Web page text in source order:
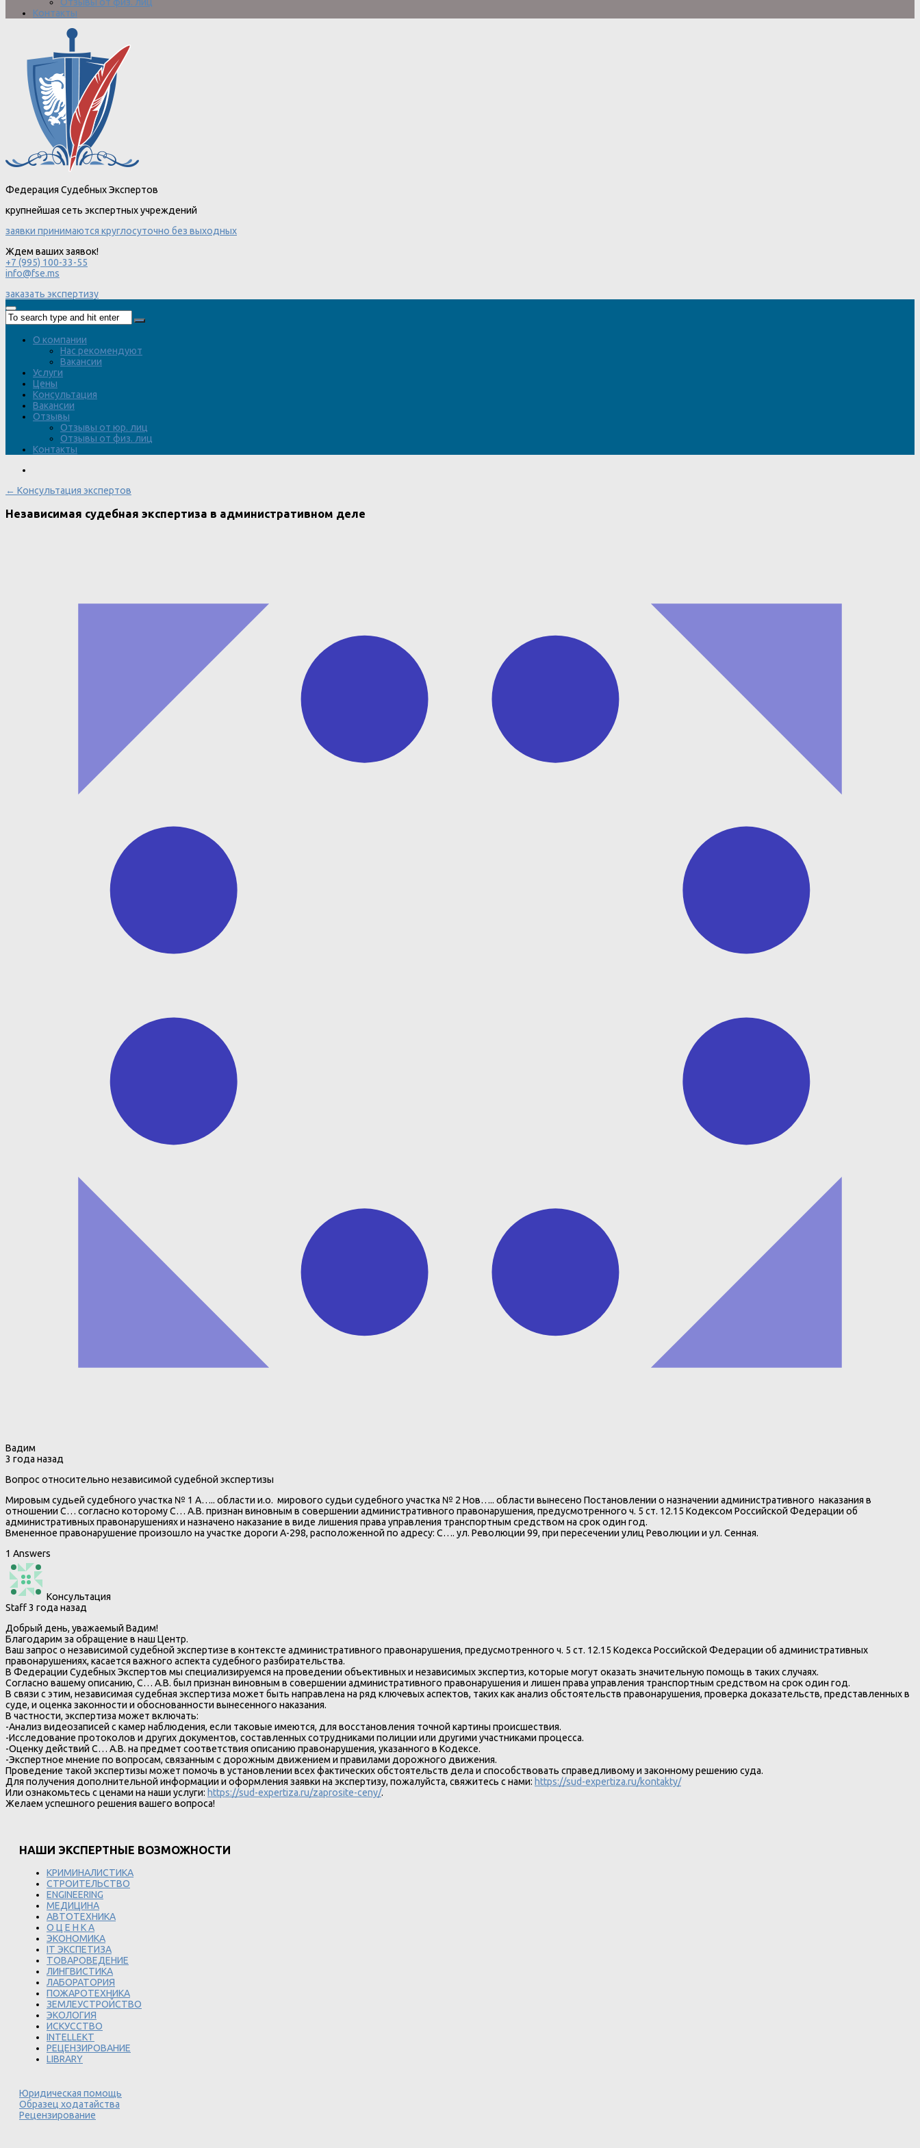
Отзывы от физ. лиц
Контакты
Федерация Судебных Экспертов
крупнейшая сеть экспертных учреждений
заявки принимаются круглосуточно без выходных
Ждем ваших заявок!
+7 (995) 100-33-55
info@fse.ms
заказать экспертизу
О компании
Нас рекомендуют
Вакансии
Услуги
Цены
Консультация
Вакансии
Отзывы
Отзывы от юр. лиц
Отзывы от физ. лиц
Контакты
← Консультация экспертов
Независимая судебная экспертиза в административном деле
Вадим
3 года назад
Вопрос относительно независимой судебной экспертизы
Мировым судьей судебного участка № 1 А….. области и.о. мирового судьи судебного участка № 2 Нов….. области вынесено Постановлении о назначении административного наказания в
отношении С… согласно которому С… А.В. признан виновным в совершении административного правонарушения, предусмотренного ч. 5 ст. 12.15 Кодексом Российской Федерации об
административных правонарушениях и назначено наказание в виде лишения права управления транспортным средством на срок один год.
Вмененное правонарушение произошло на участке дороги А-298, расположенной по адресу: С…. ул. Революции 99, при пересечении улиц Революции и ул. Сенная.
1 Answers
Консультация
Staff3 года назад
Добрый день, уважаемый Вадим!
Благодарим за обращение в наш Центр.
Ваш запрос о независимой судебной экспертизе в контексте административного правонарушения, предусмотренного ч. 5 ст. 12.15 Кодекса Российской Федерации об административных
правонарушениях, касается важного аспекта судебного разбирательства.
В Федерации Судебных Экспертов мы специализируемся на проведении объективных и независимых экспертиз, которые могут оказать значительную помощь в таких случаях.
Согласно вашему описанию, С… А.В. был признан виновным в совершении административного правонарушения и лишен права управления транспортным средством на срок один год.
В связи с этим, независимая судебная экспертиза может быть направлена на ряд ключевых аспектов, таких как анализ обстоятельств правонарушения, проверка доказательств, представленных в
суде, и оценка законности и обоснованности вынесенного наказания.
В частности, экспертиза может включать:
-Анализ видеозаписей с камер наблюдения, если таковые имеются, для восстановления точной картины происшествия.
-Исследование протоколов и других документов, составленных сотрудниками полиции или другими участниками процесса.
-Оценку действий С… А.В. на предмет соответствия описанию правонарушения, указанного в Кодексе.
-Экспертное мнение по вопросам, связанным с дорожным движением и правилами дорожного движения.
Проведение такой экспертизы может помочь в установлении всех фактических обстоятельств дела и способствовать справедливому и законному решению суда.
Для получения дополнительной информации и оформления заявки на экспертизу, пожалуйста, свяжитесь с нами: https://sud-expertiza.ru/kontakty/
Или ознакомьтесь с ценами на наши услуги: https://sud-expertiza.ru/zaprosite-ceny/.
Желаем успешного решения вашего вопроса!
НАШИ ЭКСПЕРТНЫЕ ВОЗМОЖНОСТИ
КРИМИНАЛИСТИКА
СТРОИТЕЛЬСТВО
ENGINEERING
МЕДИЦИНА
АВТОТЕХНИКА
О Ц Е Н К А
ЭКОНОМИКА
IT ЭКСПЕТИЗА
ТОВАРОВЕДЕНИЕ
ЛИНГВИСТИКА
ЛАБОРАТОРИЯ
ПОЖАРОТЕХНИКА
ЗЕМЛЕУСТРОЙСТВО
ЭКОЛОГИЯ
ИСКУССТВО
INTELLEKT
РЕЦЕНЗИРОВАНИЕ
LIBRARY
Юридическая помощь
Образец ходатайства
Рецензирование